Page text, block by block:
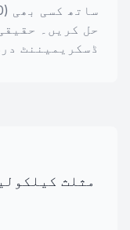
حل کریں۔
ڈسکریمیننٹ
مثلث